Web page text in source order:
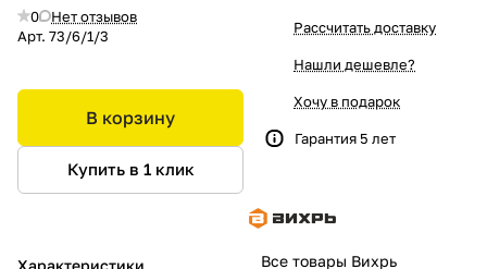
0
Нет отзывов
Арт. 73/6/1/3
В корзину
Купить в 1 клик
Характеристики
Рассчитать доставку
Нашли дешевле?
Хочу в подарок
Гарантия 5 лет
Все товары Вихрь